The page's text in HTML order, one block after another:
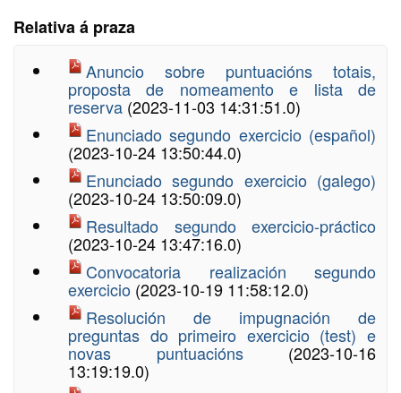
Relativa á praza
Anuncio sobre puntuacións totais,
proposta de nomeamento e lista de
reserva (2023-11-03 14:31:51.0)
Enunciado segundo exercicio (español)
(2023-10-24 13:50:44.0)
Enunciado segundo exercicio (galego)
(2023-10-24 13:50:09.0)
Resultado segundo exercicio-práctico
(2023-10-24 13:47:16.0)
Convocatoria realización segundo
exercicio (2023-10-19 11:58:12.0)
Resolución de impugnación de
preguntas do primeiro exercicio (test) e
novas puntuacións (2023-10-16
13:19:19.0)